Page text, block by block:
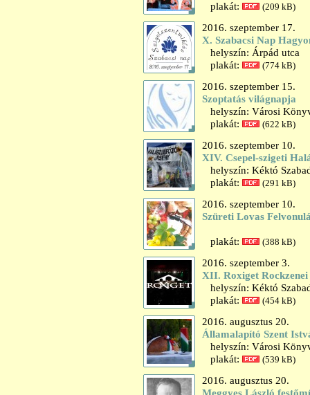
plakát:
(209 kB)
2016. szeptember 17.
X. Szabacsi Nap
helyszín: Árpád utca
plakát:
(774 kB)
2016. szeptember 15.
Szoptatás világnapja
helyszín: Városi
plakát:
(622 kB)
2016. szeptember 10.
XIV. Csepel-szigeti
helyszín: Kéktó
plakát:
(291 kB)
2016. szeptember 10.
Szüreti Lovas
plakát: (388 kB)
2016. szeptember 3.
XII. Roxiget Rockzenei
helyszín: Kéktó
plakát:
(454 kB)
2016. augusztus 20.
Államalapító Szent
helyszín: Városi
plakát:
(539 kB)
2016. augusztus 20.